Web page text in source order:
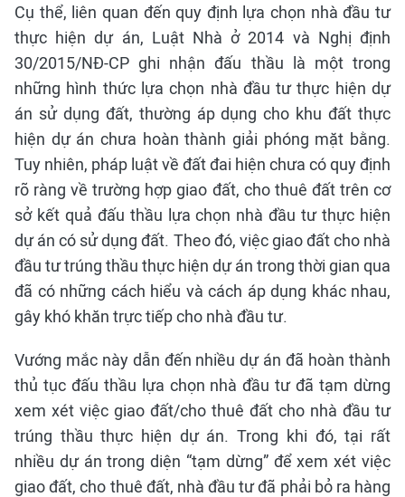
Cụ thể, liên quan đến quy định lựa chọn nhà đầu tư
thực hiện dự án, Luật Nhà ở 2014 và Nghị định
30/2015/NĐ-CP ghi nhận đấu thầu là một trong
những hình thức lựa chọn nhà đầu tư thực hiện dự
án sử dụng đất, thường áp dụng cho khu đất thực
hiện dự án chưa hoàn thành giải phóng mặt bằng.
Tuy nhiên, pháp luật về đất đai hiện chưa có quy định
rõ ràng về trường hợp giao đất, cho thuê đất trên cơ
sở kết quả đấu thầu lựa chọn nhà đầu tư thực hiện
dự án có sử dụng đất. Theo đó, việc giao đất cho nhà
đầu tư trúng thầu thực hiện dự án trong thời gian qua
đã có những cách hiểu và cách áp dụng khác nhau,
gây khó khăn trực tiếp cho nhà đầu tư.
Vướng mắc này dẫn đến nhiều dự án đã hoàn thành
thủ tục đấu thầu lựa chọn nhà đầu tư đã tạm dừng
xem xét việc giao đất/cho thuê đất cho nhà đầu tư
trúng thầu thực hiện dự án. Trong khi đó, tại rất
nhiều dự án trong diện “tạm dừng” để xem xét việc
giao đất, cho thuê đất, nhà đầu tư đã phải bỏ ra hàng